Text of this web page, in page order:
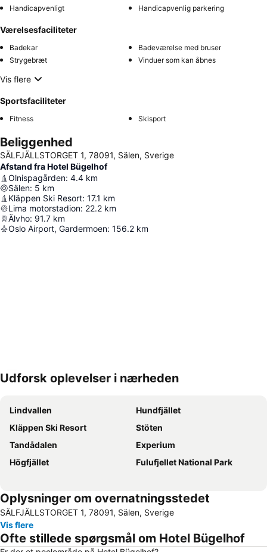
Handicapvenligt Handicapvenlig parkering
Værelsesfaciliteter
Badekar
Badeværelse med bruser
Strygebræt
Vinduer som kan åbnes
Vis flere
Sportsfaciliteter
Fitness Skisport
Beliggenhed
SÄLFJÄLLSTORGET 1, 78091, Sälen, Sverige
Afstand fra Hotel Bügelhof
Olnispagården: 4.4 km
Sälen: 5 km
Kläppen Ski Resort: 17.1 km
Lima motorstadion: 22.2 km
Älvho: 91.7 km
Oslo Airport, Gardermoen: 156.2 km
Udvid kort
Udforsk oplevelser i nærheden
Lindvallen
Hundfjället
Kläppen Ski Resort
Stöten
Tandådalen
Experium
Högfjället
Fulufjellet National Park
Oplysninger om overnatningsstedet
SÄLFJÄLLSTORGET 1, 78091, Sälen, Sverige
Vis flere
Ofte stillede spørgsmål om Hotel Bügelhof